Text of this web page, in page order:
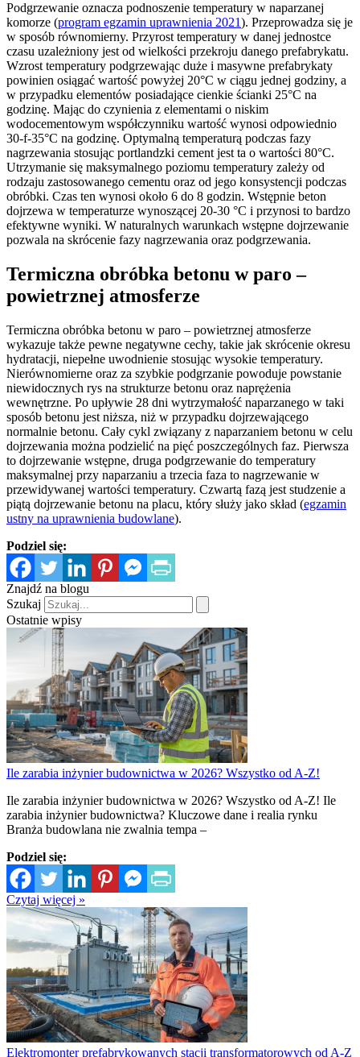
Podgrzewanie oznacza podnoszenie temperatury w naparzanej
komorze (program egzamin uprawnienia 2021). Przeprowadza się je
w sposób równomierny. Przyrost temperatury w danej jednostce
czasu uzależniony jest od wielkości przekroju danego prefabrykatu.
Wzrost temperatury podgrzewając duże i masywne prefabrykaty
powinien osiągać wartość powyżej 20°C w ciągu jednej godziny, a
w przypadku elementów posiadające cienkie ścianki 25°C na
godzinę. Mając do czynienia z elementami o niskim
wodocementowym współczynniku wartość wynosi odpowiednio
30-f-35°C na godzinę. Optymalną temperaturą podczas fazy
nagrzewania stosując portlandzki cement jest ta o wartości 80°C.
Utrzymanie się maksymalnego poziomu temperatury zależy od
rodzaju zastosowanego cementu oraz od jego konsystencji podczas
obróbki. Czas ten wynosi około 6 do 8 godzin. Wstępnie beton
dojrzewa w temperaturze wynoszącej 20-30 °C i przynosi to bardzo
efektywne wyniki. W naturalnych warunkach wstępne dojrzewanie
pozwala na skrócenie fazy nagrzewania oraz podgrzewania.
Termiczna obróbka betonu w paro –
powietrznej atmosferze
Termiczna obróbka betonu w paro – powietrznej atmosferze
wykazuje także pewne negatywne cechy, takie jak skrócenie okresu
hydratacji, niepełne uwodnienie stosując wysokie temperatury.
Nierównomierne oraz za szybkie podgrzanie powoduje powstanie
niewidocznych rys na strukturze betonu oraz naprężenia
wewnętrzne. Po upływie 28 dni wytrzymałość naparzanego w taki
sposób betonu jest niższa, niż w przypadku dojrzewającego
normalnie betonu. Cały cykl związany z naparzaniem betonu w celu
dojrzewania można podzielić na pięć poszczególnych faz. Pierwsza
to dojrzewanie wstępne, druga podgrzewanie do temperatury
maksymalnej przy naparzaniu a trzecia faza to nagrzewanie w
przewidywanej wartości temperatury. Czwartą fazą jest studzenie a
piątą dojrzewanie betonu na placu, który służy jako skład (egzamin
ustny na uprawnienia budowlane).
Podziel się:
Znajdź na blogu
Szukaj
Ostatnie wpisy
Ile zarabia inżynier budownictwa w 2026? Wszystko od A-Z!
Ile zarabia inżynier budownictwa w 2026? Wszystko od A-Z! Ile
zarabia inżynier budownictwa? Kluczowe dane i realia rynku
Branża budowlana nie zwalnia tempa –
Podziel się:
Czytaj więcej »
Elektromonter prefabrykowanych stacji transformatorowych od A-Z